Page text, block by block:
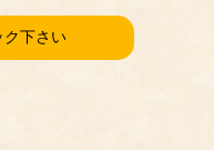
ク下さい